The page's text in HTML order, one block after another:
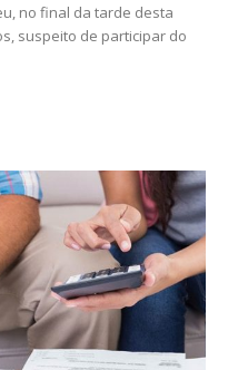
no final da tarde desta
suspeito de participar do